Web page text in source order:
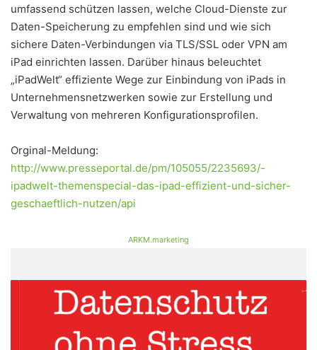
umfassend schützen lassen, welche Cloud-Dienste zur
Daten-Speicherung zu empfehlen sind und wie sich
sichere Daten-Verbindungen via TLS/SSL oder VPN am
iPad einrichten lassen. Darüber hinaus beleuchtet
„iPadWelt“ effiziente Wege zur Einbindung von iPads in
Unternehmensnetzwerken sowie zur Erstellung und
Verwaltung von mehreren Konfigurationsprofilen.
Orginal-Meldung:
http://www.presseportal.de/pm/105055/2235693/-
ipadwelt-themenspecial-das-ipad-effizient-und-sicher-
geschaeftlich-nutzen/api
ARKM.marketing